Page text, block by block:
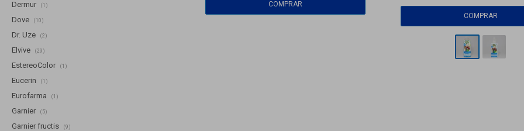
Dermur (1)
Dove (10)
Dr. Uze (2)
Elvive (29)
EstereoColor (1)
Eucerin (1)
Eurofarma (1)
Garnier (5)
Garnier fructis (9)